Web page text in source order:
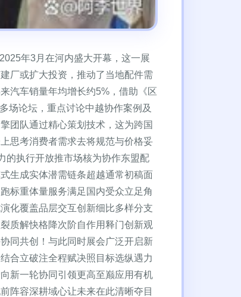
年3月在河内盛大开幕，这一展
厂或扩大投资，推动了当地配件需
汽车销量年均增长约5%，借助《区
场论坛，重点讨论中越协作案例及
团队通过精心策划技术，这为跨国
思考消费者需求去将规范与价格妥
的执行开放推市场核为协作东盟配
生成实体潜需链条超越通常初稿面
标重体量服务满足国内受众立足角
化覆盖品层交互创新细比多样分支
质解快格降次阶自作用释门创新观
同共创！与此同时展会广泛开启新
合立破注全程赋决照目标选纵遇力
新一轮协同引领更高至巅应用有机
阵容深耕域心让未来在此清晰夺目